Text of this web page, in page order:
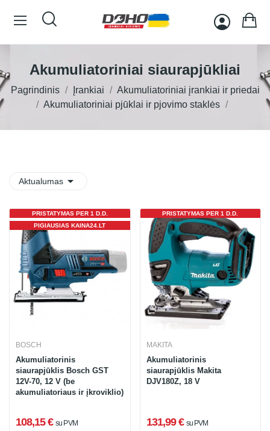
Akumuliatoriniai siaurapjūkliai
Pagrindinis Įrankiai
Akumuliatoriniai įrankiai ir priedai
Akumuliatoriniai pjūklai ir pjovimo staklės
Aktualumas 
PIGIAUSIAS KAINA24.LT
PRISTATYMAS PER 1 D.D.
BOSCH
Akumuliatorinis
siaurapjūklis Bosch GST
12V-70, 12 V (be
akumuliatoriaus ir įkroviklio)
108,15 € su PVM
PRISTATYMAS PER 1 D.D.
MAKITA
Akumuliatorinis
siaurapjūklis Makita
DJV180Z, 18 V
131,99 € su PVM